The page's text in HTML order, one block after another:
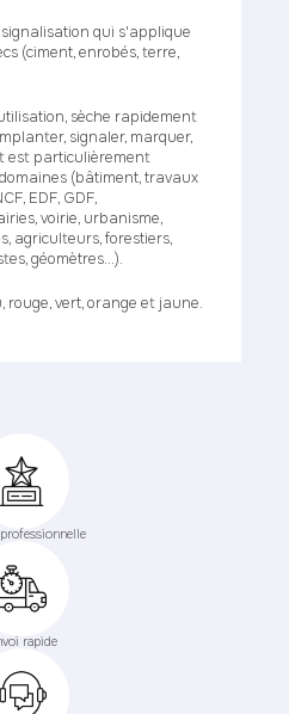
qui s'applique
(ciment, enrobés, terre,
sèche rapidement
signaler, marquer,
est particulièrement
(bâtiment, travaux
EDF, GDF,
voirie, urbanisme,
agriculteurs, forestiers,
géomètres...).
rouge, vert, orange et jaune.
rapide